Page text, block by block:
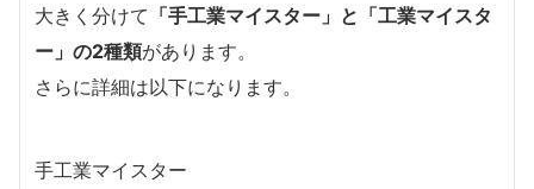
大きく分けて 「手工業マイスター」と「工業マイスタ
ー」の2種類があります。
さらに詳細は以下になります。
手工業マイスター